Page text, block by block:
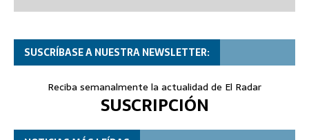
SUSCRÍBASE A NUESTRA NEWSLETTER:
Reciba semanalmente la actualidad de El Radar
SUSCRIPCIÓN